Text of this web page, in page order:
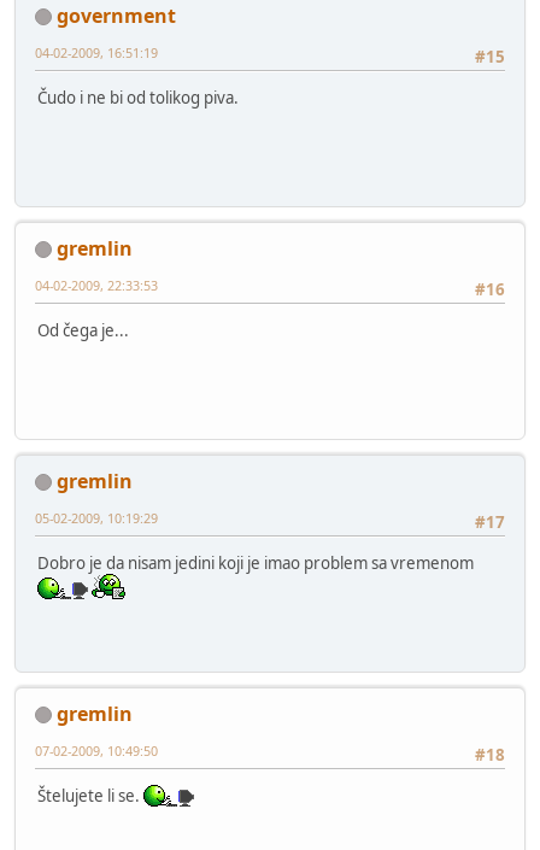
government
#15
04-02-2009, 16:51:19
Čudo i ne bi od tolikog piva.
gremlin
#16
04-02-2009, 22:33:53
Od čega je...
gremlin
#17
05-02-2009, 10:19:29
Dobro je da nisam jedini koji je imao problem sa vremenom
gremlin
#18
07-02-2009, 10:49:50
Štelujete li se.